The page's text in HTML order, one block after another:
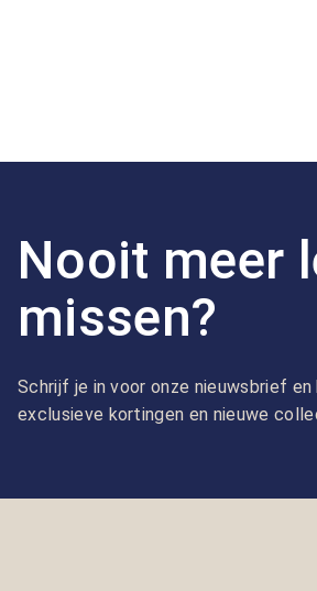
Nooit meer
missen?
Schrijf je in voor onze nieuwsbrief
exclusieve kortingen en nieuwe